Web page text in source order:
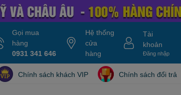
10kg nitro whey gold nitro ripped tang can
Gọi mua
hàng
0931 341 646
Hệ thống
cửa
hàng
Tài
khoản
Đăng nhập
Chính sách khách VIP Chính sách đổi trả